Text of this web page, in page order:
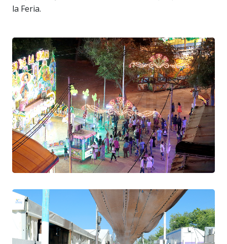
la Feria.